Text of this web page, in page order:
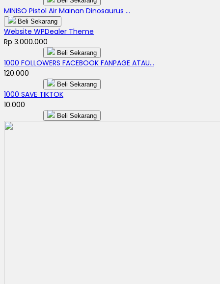
MINISO Pistol Air Mainan Dinosaurus ...
Beli Sekarang
Website WPDealer Theme
Rp 3.000.000
Beli Sekarang
1000 FOLLOWERS FACEBOOK FANPAGE ATAU...
120.000
Beli Sekarang
1000 SAVE TIKTOK
10.000
Beli Sekarang